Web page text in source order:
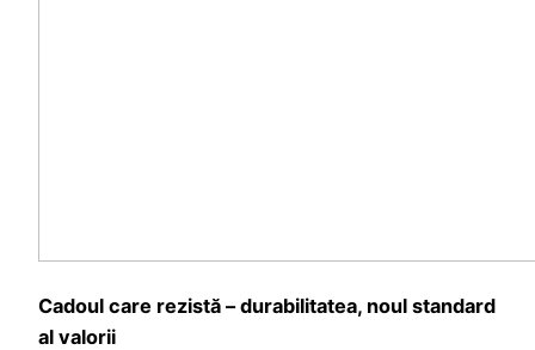
Cadoul care rezistă – durabilitatea, noul standard
al valorii